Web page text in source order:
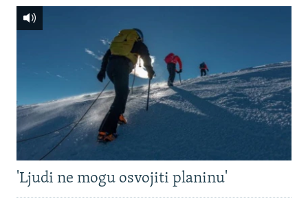
'Ljudi ne mogu osvojiti planinu'